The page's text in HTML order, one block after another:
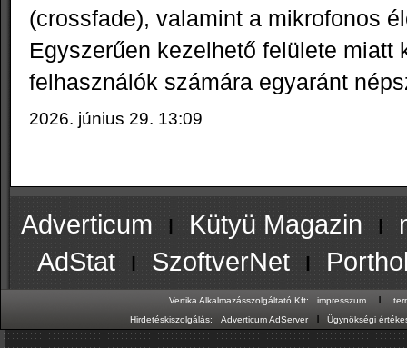
(crossfade), valamint a mikrofonos
Egyszerűen kezelhető felülete miatt
felhasználók számára egyaránt
2026. június 29. 13:09
Adverticum ı Kütyü Magazinı
AdStat ıSzoftverNetı
Vertika Alkalmazásszolgáltató Kft: impresszum ı
Hirdetéskiszolgálás:
Adverticum AdServer ıÜgynökségi